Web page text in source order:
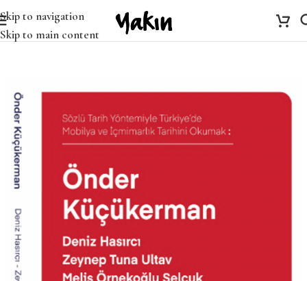
Skip to navigation
Skip to main content